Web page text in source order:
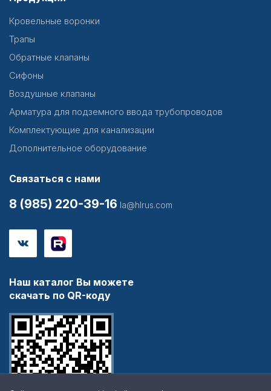
Кровельные воронки
Трапы
Обратные клапаны
Сифоны
Воздушные клапаны
Арматура для подземного ввода трубопроводов
Комплектующие для канализации
Дополнительное оборудование
Связаться с нами
8 (985) 220-39-16 la@hlrus.com
Наш каталог Вы можете
скачать по QR-коду